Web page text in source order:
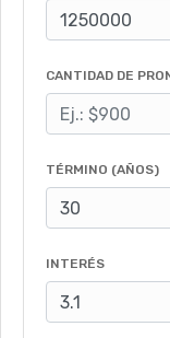
CANTIDAD DE
TÉRMINO (AÑOS)
INTERÉS